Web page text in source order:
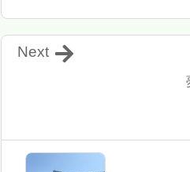
Next